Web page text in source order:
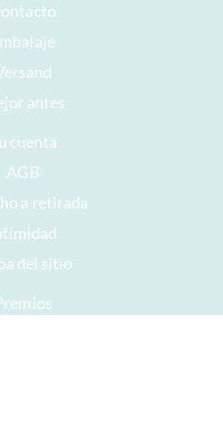
antes
cuenta
AGB
a retirada
del sitio